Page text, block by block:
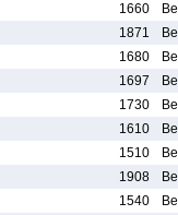
1660
1871
1680
1697
1730
1610
1510
1908
1540